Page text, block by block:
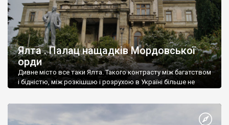
Ялта . Палац нащадків Мордовської
орди
Дивне місто все таки Ялта. Такого контрасту між багатством
і бідністю, між розкішшю і розрухою в Україні більше не